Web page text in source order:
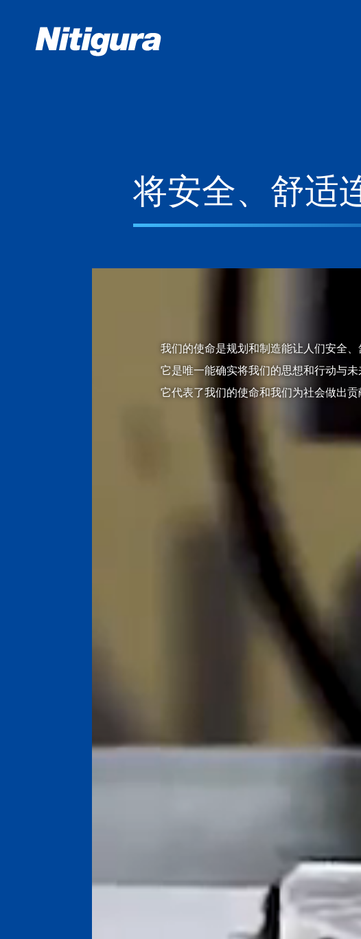
将安全、舒适
我们的使命是规划和制造能让人们安全、
它是唯一能确实将我们的思想和行动与未
它代表了我们的使命和我们为社会做出贡